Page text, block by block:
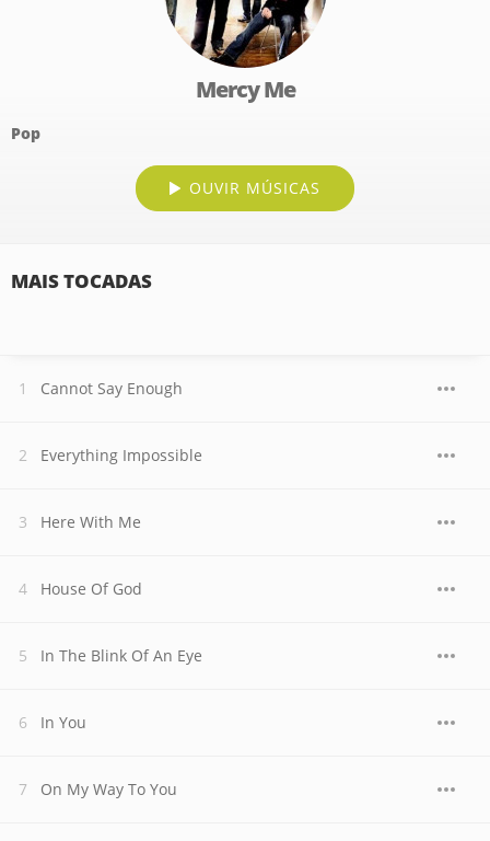
Mercy Me
Pop
OUVIR MÚSICAS
MAIS TOCADAS
Cannot Say Enough
Everything Impossible
Here With Me
House Of God
In The Blink Of An Eye
In You
On My Way To You